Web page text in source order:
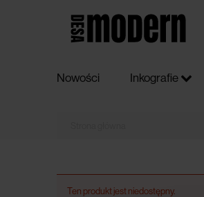
Nowości Inkografie
Ten produkt jest niedostępny.